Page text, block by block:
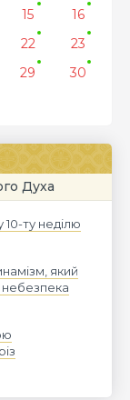
15
16
22
23
29
30
Духа
ту неділю
який
небезпека